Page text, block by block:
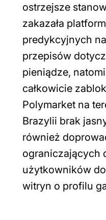
ostrzejsze
zakazała
predykcyjnych
przepisów
pieniądze,
całkowicie
Polymarket na
Brazylii brak
również
ograniczających
użytkowników
witryn o profilu